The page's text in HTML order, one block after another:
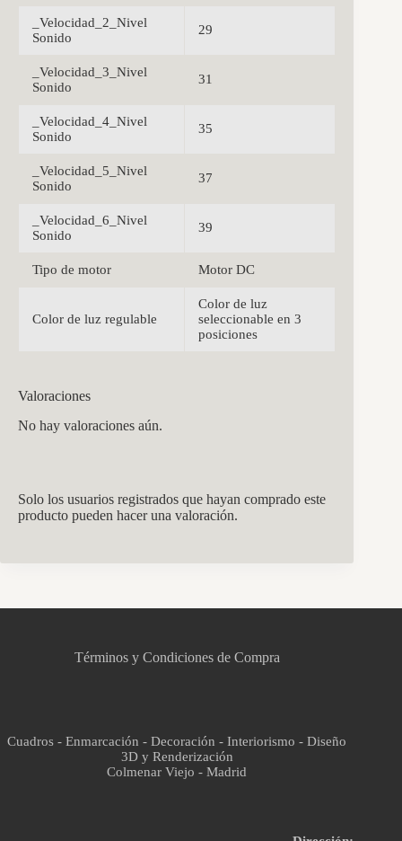
_Velocidad_2_Nivel
Sonido
29
_Velocidad_3_Nivel
Sonido
31
_Velocidad_4_Nivel
Sonido
35
_Velocidad_5_Nivel
Sonido
37
_Velocidad_6_Nivel
Sonido
39
Tipo de motor Motor DC
Color de luz regulable
Color de luz
seleccionable en 3
posiciones
Valoraciones
No hay valoraciones aún.
Solo los usuarios registrados que hayan comprado este
producto pueden hacer una valoración.
Términos y Condiciones de Compra
Cuadros - Enmarcación - Decoración - Interiorismo - Diseño
3D y Renderización
Colmenar Viejo - Madrid
Asistente virtual · En línea